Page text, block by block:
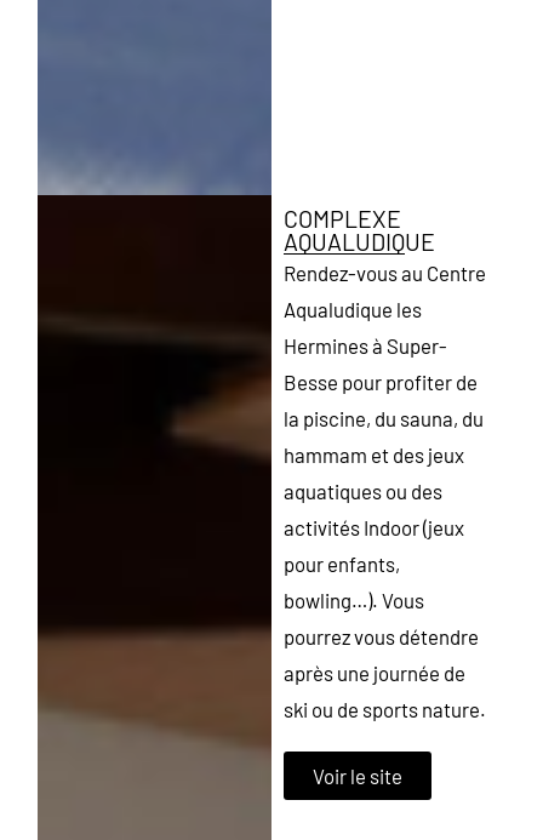
COMPLEXE
AQUALUDIQUE
Rendez-vous au Centre
Aqualudique les
Hermines à Super-
Besse pour profiter de
la piscine, du sauna, du
hammam et des jeux
aquatiques ou des
activités Indoor (jeux
pour enfants,
bowling…). Vous
pourrez vous détendre
après une journée de
ski ou de sports nature.
Voir le site